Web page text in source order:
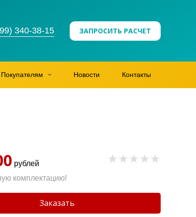
340-38-15 ЗАПРОСИТЬ РАСЧЕТ
Покупателям Новости Контакты
рублей
комплектацию!
Заказать